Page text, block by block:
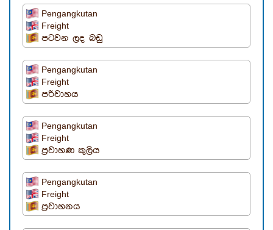
Pengangkutan
Freight
පටවන ලද බඩු
Pengangkutan
Freight
පරිවාහය
Pengangkutan
Freight
ප්‍රවාහණ කුලිය
Pengangkutan
Freight
ප්‍රවාහනය